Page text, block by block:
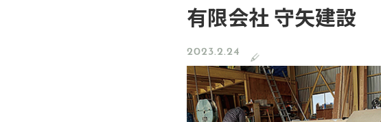
有限会社 守矢建設
2023.2.24